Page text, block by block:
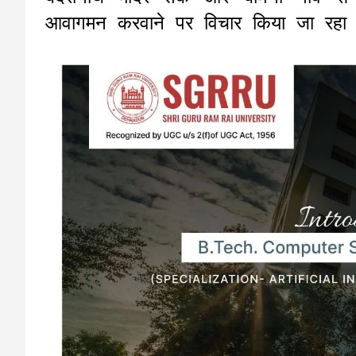
आवागमन करवाने पर विचार किया जा